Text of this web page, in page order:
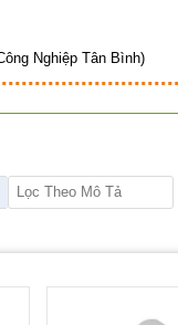
Nghiệp Tân Bình)